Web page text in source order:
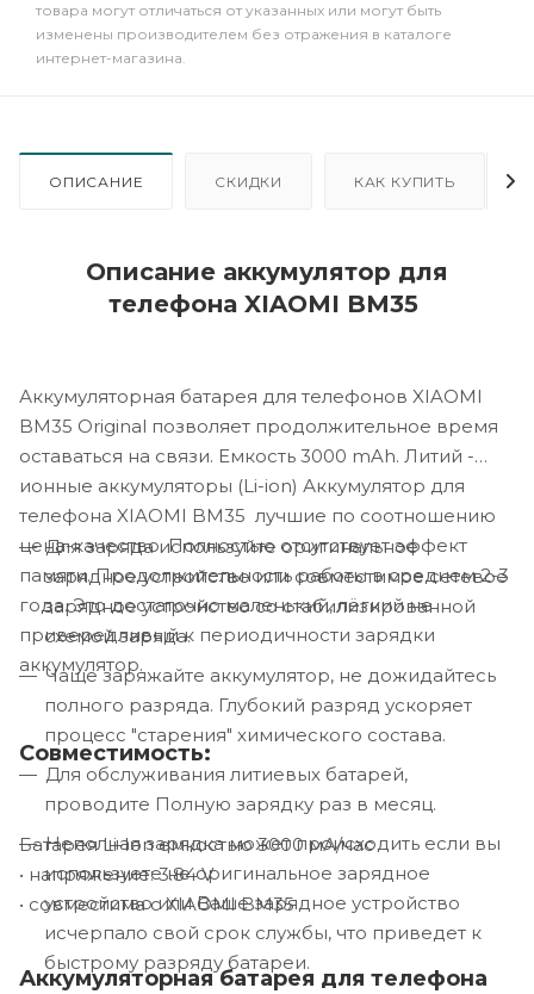
товара могут отличаться от указанных или могут быть
изменены производителем без отражения в каталоге
интернет-магазина.
ОПИСАНИЕ СКИДКИ КАК КУПИТЬ
Описание аккумулятор для
телефона XIAOMI BM35
Аккумуляторная батарея для телефонов XIAOMI
BM35 Original позволяет продолжительное время
оставаться на связи. Емкость 3000 mAh. Литий -
ионные аккумуляторы (Li-ion) Аккумулятор для
телефона XIAOMI BM35 лучшие по соотношению
цена-качество. Полностью отсутствует эффект
памяти. Продолжительность работы в среднем 2-3
года. Это достаточно маленький, лёгкий не
привередливый к периодичности зарядки
аккумулятор.
Для заряда используйте оригинальное
зарядное устройство или совместимое сетевое
зарядное устройство со стабилизированной
схемой заряда.
Чаще заряжайте аккумулятор, не дожидайтесь
полного разряда. Глубокий разряд ускоряет
процесс "старения" химического состава.
Для обслуживания литиевых батарей,
проводите Полную зарядку раз в месяц.
Неполная зарядка может происходить если вы
используете не оригинальное зарядное
устройство или Ваше зарядное устройство
исчерпало свой срок службы, что приведет к
быстрому разряду батареи.
Совместимость:
Батарея Li-Ion емкостью 3000 мА/час
• напряжение: 3.84 V
• совместима с XIAOMI BM35
Аккумуляторная батарея для телефона